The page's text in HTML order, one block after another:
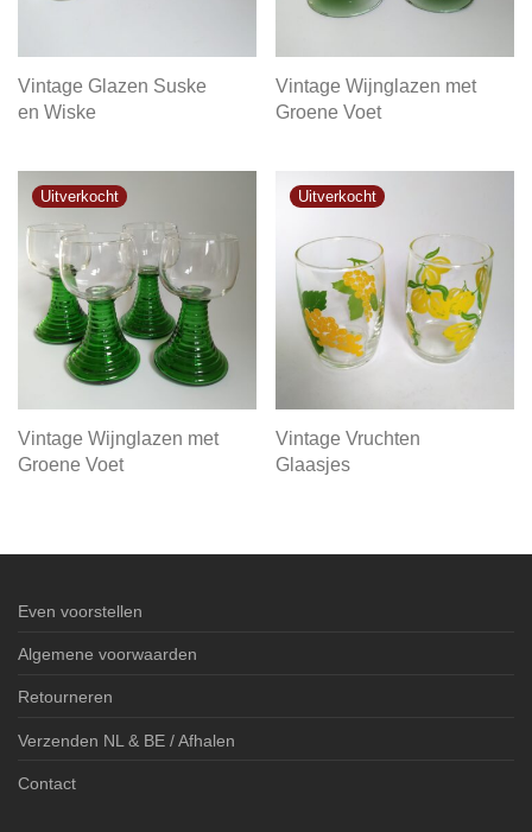
Vintage Glazen Suske
en Wiske
Vintage Wijnglazen met
Groene Voet
Vintage Wijnglazen met
Groene Voet
Vintage Vruchten
Glaasjes
Even voorstellen
Algemene voorwaarden
Retourneren
Verzenden NL & BE / Afhalen
Contact